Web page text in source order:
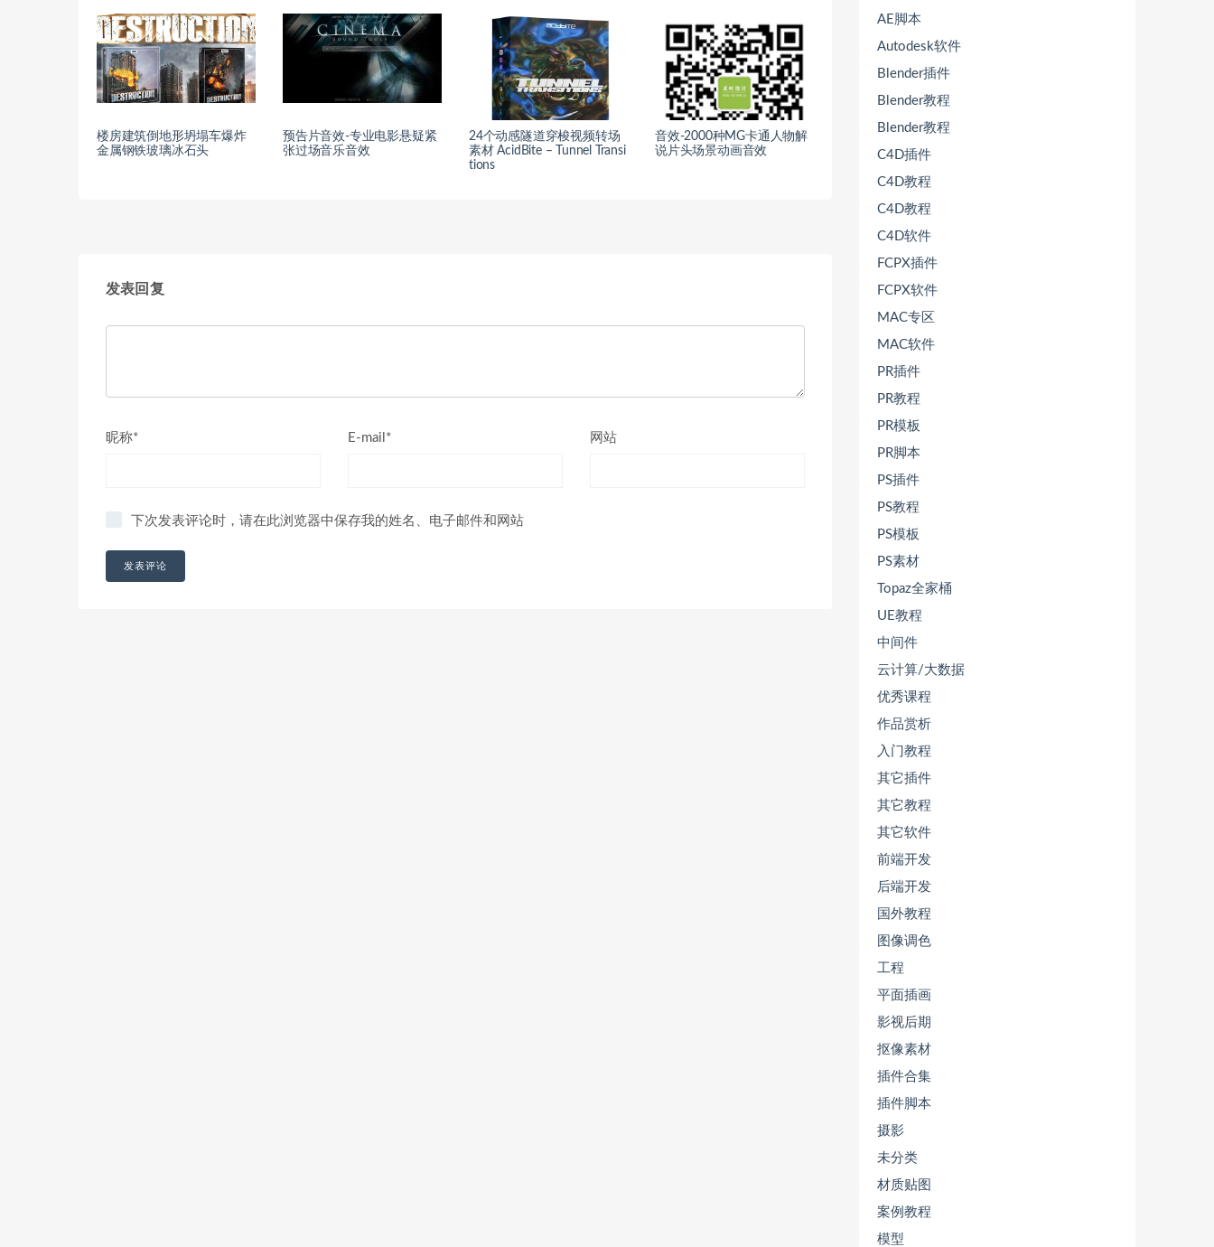
楼房建筑倒地形坍塌车爆炸
金属钢铁玻璃冰石头
预告片音效-专业电影悬疑紧
张过场音乐音效
24个动感隧道穿梭视频转场
素材 AcidBite – Tunnel Transi
tions
音效-2000种MG卡通人物解
说片头场景动画音效
发表回复
昵称* E-mail* 网站
下次发表评论时，请在此浏览器中保存我的姓名、电子邮件和网站
AE脚本
Autodesk软件
Blender插件
Blender教程
Blender教程
C4D插件
C4D教程
C4D教程
C4D软件
FCPX插件
FCPX软件
MAC专区
MAC软件
PR插件
PR教程
PR模板
PR脚本
PS插件
PS教程
PS模板
PS素材
Topaz全家桶
UE教程
中间件
云计算/大数据
优秀课程
作品赏析
入门教程
其它插件
其它教程
其它软件
前端开发
后端开发
国外教程
图像调色
工程
平面插画
影视后期
抠像素材
插件合集
插件脚本
摄影
未分类
材质贴图
案例教程
模型